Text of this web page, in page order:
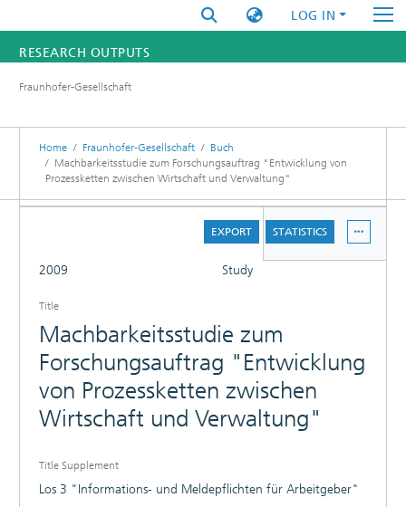
LOG IN
RESEARCH OUTPUTS
RESEARCHERS
INSTITUTES
Fraunhofer-Gesellschaft
Home Fraunhofer-Gesellschaft
Buch
Machbarkeitsstudie zum Forschungsauftrag "Entwicklung von
Prozessketten zwischen Wirtschaft und Verwaltung"
EXPORT STATISTICS
2009 Study
Title
Machbarkeitsstudie zum
Forschungsauftrag "Entwicklung
von Prozessketten zwischen
Wirtschaft und Verwaltung"
Title Supplement
Los 3 "Informations- und Meldepflichten für Arbeitgeber"